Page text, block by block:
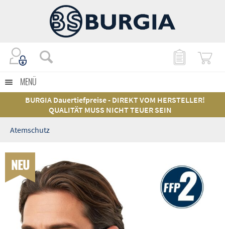
MENÜ
BURGIA Dauertiefpreise - DIREKT VOM HERSTELLER!
QUALITÄT MUSS NICHT TEUER SEIN
Atemschutz
NEU